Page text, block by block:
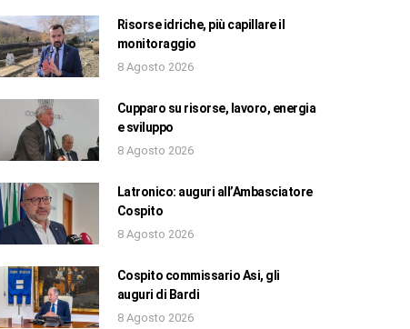
Risorse idriche, più capillare il
monitoraggio
8 Agosto 2026
Cupparo su risorse, lavoro, energia
e sviluppo
8 Agosto 2026
Latronico: auguri all’Ambasciatore
Cospito
8 Agosto 2026
Cospito commissario Asi, gli
auguri di Bardi
8 Agosto 2026